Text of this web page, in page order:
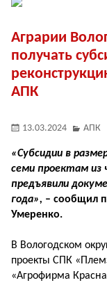
Аграрии
получать
АПК
13.03.2024 АПК
«Субсидии в
семи проектам
предъявили
года», – сообщил
Умеренко.
В Вологодском
проекты СПК
«Агрофирма